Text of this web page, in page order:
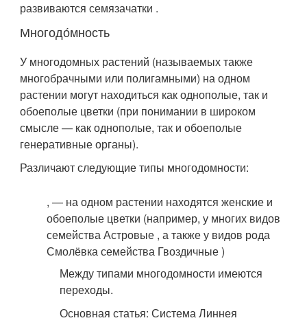
развиваются семязачатки .
Многодо́мность
У многодомных растений (называемых также
многобрачными или полигамными) на одном
растении могут находиться как однополые, так и
обоеполые цветки (при понимании в широком
смысле — как однополые, так и обоеполые
генеративные органы).
Различают следующие типы многодомности:
, — на одном растении находятся женские и
обоеполые цветки (например, у многих видов
семейства Астровые , а также у видов рода
Смолёвка семейства Гвоздичные )
Между типами многодомности имеются
переходы.
Основная статья: Система Линнея